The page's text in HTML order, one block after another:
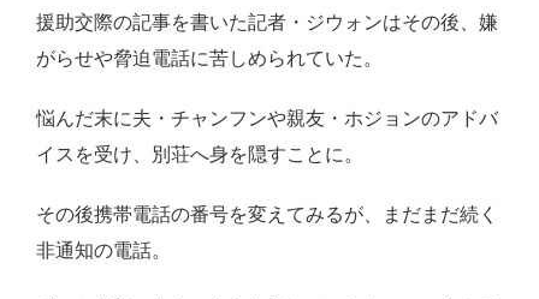
援助交際の記事を書いた記者・ジウォンはその後、嫌
がらせや脅迫電話に苦しめられていた。
悩んだ末に夫・チャンフンや親友・ホジョンのアドバ
イスを受け、別荘へ身を隠すことに。
その後携帯電話の番号を変えてみるが、まだまだ続く
非通知の電話。